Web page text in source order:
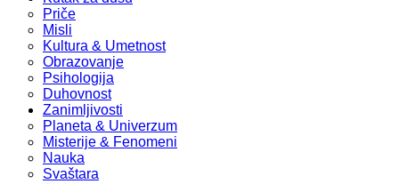
Priče
Misli
Kultura & Umetnost
Obrazovanje
Psihologija
Duhovnost
Zanimljivosti
Planeta & Univerzum
Misterije & Fenomeni
Nauka
Svaštara